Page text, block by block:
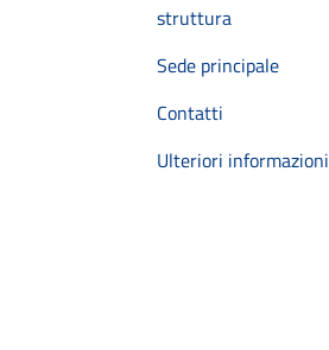
struttura
Sede principale
Contatti
Ulteriori informazioni